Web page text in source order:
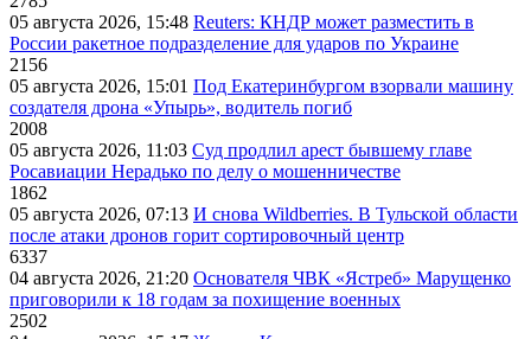
05 августа 2026, 15:48 Reuters: КНДР может разместить в
России ракетное подразделение для ударов по Украине
2156
05 августа 2026, 15:01 Под Екатеринбургом взорвали машину
создателя дрона «Упырь», водитель погиб
2008
05 августа 2026, 11:03 Суд продлил арест бывшему главе
Росавиации Нерадько по делу о мошенничестве
1862
05 августа 2026, 07:13 И снова Wildberries. В Тульской области
после атаки дронов горит сортировочный центр
6337
04 августа 2026, 21:20 Основателя ЧВК «Ястреб» Марущенко
приговорили к 18 годам за похищение военных
2502